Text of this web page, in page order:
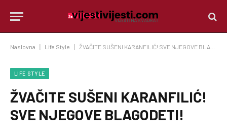
Naslovna Life Style ŽVAČITE SUŠENI KARANFILIĆ! SVE NJEGOVE BLAGODETI!
LIFE STYLE
ŽVAČITE SUŠENI KARANFILIĆ!
SVE NJEGOVE BLAGODETI!